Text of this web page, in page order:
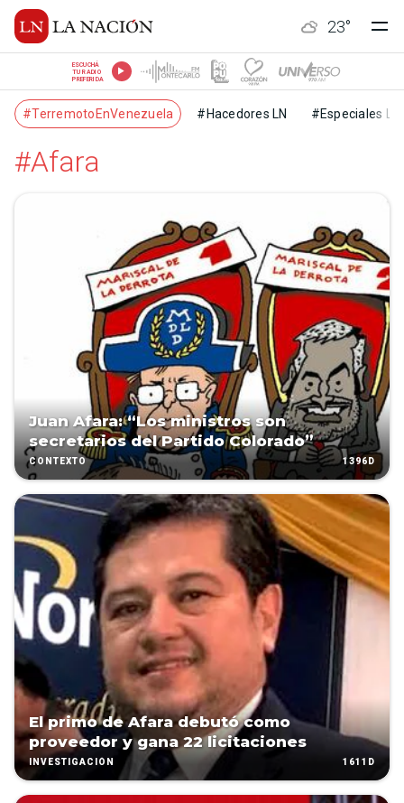
23°
ESCUCHÁ
TU RADIO
PREFERIDA
#TerremotoEnVenezuela #Hacedores LN #Especiales LN
#Afara
Juan Afara: “Los ministros son
secretarios del Partido Colorado”
CONTEXTO 1396D
El primo de Afara debutó como
proveedor y gana 22 licitaciones
INVESTIGACIÓN 1611D